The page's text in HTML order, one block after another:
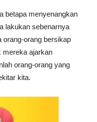
betapa menyenangkan
lakukan sebenarnya
orang-orang bersikap
mereka ajarkan
orang-orang yang
kita.